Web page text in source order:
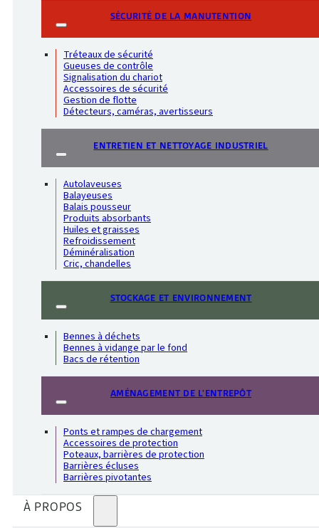
SÉCURITÉ DE LA MANUTENTION
Tréteaux de sécurité
Gueuses de contrôle
Signalisation du chariot
Accessoires de sécurité
Gestion de flotte
Détecteurs, caméras, avertisseurs
ENTRETIEN ET NETTOYAGE INDUSTRIEL
Autolaveuses
Balayeuses
Balais pousseur
Produits absorbants
Huiles et graisses
Refroidissement
Déminéralisation
Cric, chandelles
STOCKAGE ET ENVIRONNEMENT
Bennes à déchets
Bennes à vidange par le fond
Bacs de rétention
AMÉNAGEMENT DE L'ENTREPÔT
Ponts et rampes de chargement
Accessoires de protection
Poteaux, barrières de protection
Barrières écluses
Barrières pivotantes
À PROPOS